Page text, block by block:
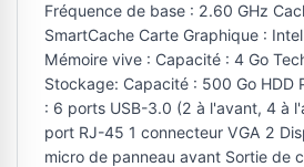
Fréquence de base : 2.60 GHz
SmartCache Carte Graphique :
Mémoire vive : Capacité : 4 Go
Stockage: Capacité : 500 Go HDD
: 6 ports USB-3.0 (2 à l'avant, 4 à
port RJ-45 1 connecteur VGA 2
micro de panneau avant Sortie de